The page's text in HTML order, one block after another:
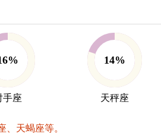
手座
14%
天秤座
天蝎座等。